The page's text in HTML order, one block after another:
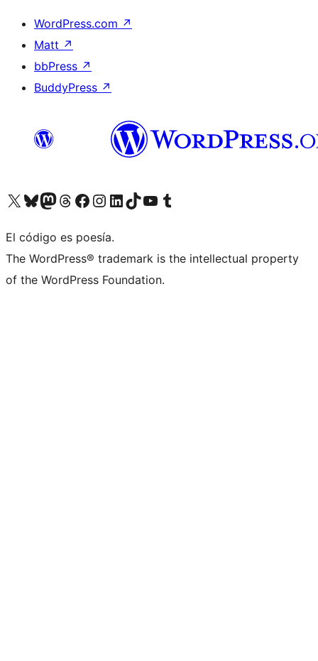
WordPress.com ↗
Matt ↗
bbPress ↗
BuddyPress ↗
Visita nuestra cuenta de X (anteriormente Twitter)
Visit our Bluesky account
Visit our Mastodon account
Visit our Threads account
Visita nuestra página de Facebook
Visita nuestra cuenta de Instagram
Visita nuestra cuenta de LinkedIn
Visit our TikTok account
Visita nuestro canal de YouTube
Visit our Tumblr account
El código es poesía.
The WordPress® trademark is the intellectual property
of the WordPress Foundation.